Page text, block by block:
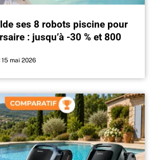
ses 8 robots piscine pour
: jusqu’à -30 % et 800 €
15 mai 2026